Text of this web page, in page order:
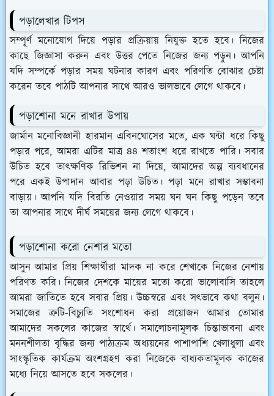
পড়ালেখার টিপস
সম্পূর্ণ মনোযোগ দিয়ে পড়ার প্রক্রিয়ায় নিযুক্ত হতে হবে। নিজের
কাছে জিজ্ঞাসা করুন এবং উত্তর পেতে নিজের জন্য পড়ুন। আপনি
যদি সম্পর্কে পড়ার সময় ঘটনার কারণ এবং পরিণতি বোঝার চেষ্টা
করেন তবে পাঠটি আপনার সাথে আরও ভালভাবে লেগে থাকবে।
পড়াশোনা মনে রাখার উপায়
জার্মান মনোবিজ্ঞানী হারমান এবিনঘোসের মতে, এক ঘন্টা ধরে কিছু
পড়ার পরে, আমরা এটির মাত্র ৪৪ শতাংশ ধরে রাখতে পারি। সবার
উচিত হবে তাৎক্ষণিক রিভিশন না দিয়ে, আমাদের অল্প ব্যবধানের
পরে একই উপাদান আবার পড়া উচিত। পড়া মনে রাখার সম্ভাবনা
বাড়ায়। আপনি যদি বিরতি নেওয়ার সময় ঘন ঘন কিছু পড়েন তবে
তা আপনার সাথে দীর্ঘ সময়ের জন্য লেগে থাকবে।
পড়াশোনা করো নেশার মতো
আসুন আমার প্রিয় শিক্ষার্থীরামাদক না করে শেখাকে নিজের নেশায়
পরিণত করি। নিজের দেশকে মায়ের মতো করো ভালোবাসি তাহলে
আমরা জাতিতে হবে সবার প্রিয়। উচ্চস্বরে এবং সৎভাবে কথা বলুন।
সমাজের ত্রুটি-বিচ্যুতি সংশোধন করা প্রয়োজন আমার তোমার
আমাদের সকলের কাজের স্বার্থে। সমালোচনামূলক চিন্তাভাবনা এবং
মননশীলতা বৃদ্ধির জন্য পাঠ্যক্রম অধ্যয়নের পাশাপাশি খেলাধুলা এবং
সাংস্কৃতিক কার্যক্রম অংশগ্রহণ করা নিজেকে বাধ্যকতামূলক কাজের
মধ্যে নিয়ে আসতে হবে সকলের।